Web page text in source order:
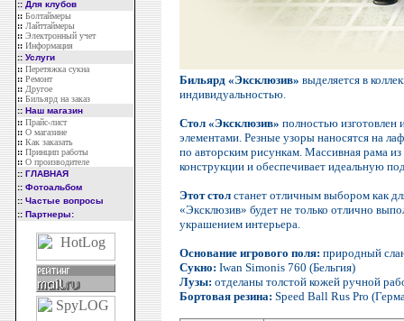
:: Для клубов
:: Болтаймеры
:: Лайттаймеры
:: Электронный учет
:: Информация
:: Услуги
:: Перетяжка сукна
:: Ремонт
:: Другое
:: Бильярд на заказ
:: Наш магазин
:: Прайс-лист
:: О магазине
:: Как заказать
:: Принцип работы
:: О производителе
:: ГЛАВНАЯ
:: Фотоальбом
:: Частые вопросы
:: Партнеры:
Бильярд «Эксклюзив» выделяется в
индивидуальностью.
Стол «Эксклюзив» полностью изготовлен
элементами. Резные узоры наносятся на
по авторским рисункам. Массивная рама
конструкции и обеспечивает идеальную
Этот стол станет отличным выбором как
«Эксклюзив» будет не только отлично
украшением интерьера.
Основание игрового поля: природный
Сукно: Iwan Simonis 760 (Бельгия)
Лузы: отделаны толстой кожей ручной
Бортовая резина: Speed Ball Rus Pro